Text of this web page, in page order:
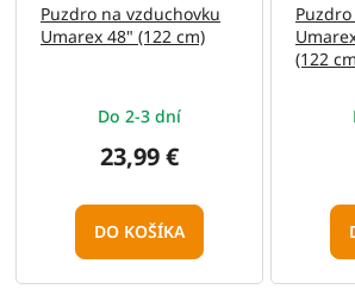
Puzdro na vzduchovku
Umarex 48" (122 cm)
Do 2-3 dní
23,99 €
DO KOŠÍKA
(122